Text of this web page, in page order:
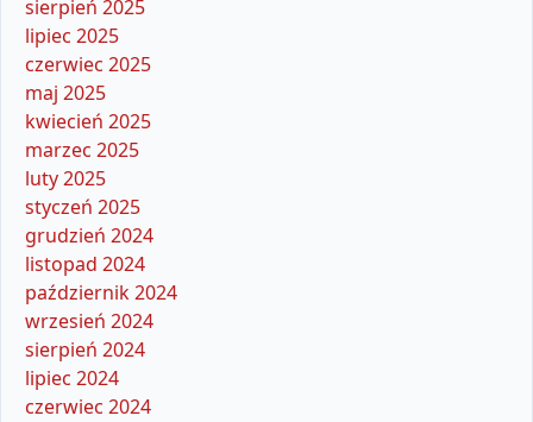
sierpień 2025
lipiec 2025
czerwiec 2025
maj 2025
kwiecień 2025
marzec 2025
luty 2025
styczeń 2025
grudzień 2024
listopad 2024
październik 2024
wrzesień 2024
sierpień 2024
lipiec 2024
czerwiec 2024